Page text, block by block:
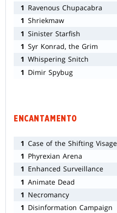
1 Ravenous Chupacabra
1 Shriekmaw
1 Sinister Starfish
1 Syr Konrad, the Grim
1 Whispering Snitch
1 Dimir Spybug
ENCANTAMENTO
1 Case of the Shifting Visage
1 Phyrexian Arena
1 Enhanced Surveillance
1 Animate Dead
1 Necromancy
1 Disinformation Campaign